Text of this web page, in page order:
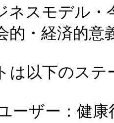
ネスモデル
的・経済的意
は以下のス
ーザー：健康